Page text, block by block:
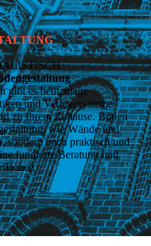
gibt es heutzutage
und Verlegesysteme
zu Ihrem Zuhause. Böden
wie Wände und
sondern auch praktisch und
fundierte Beratung und